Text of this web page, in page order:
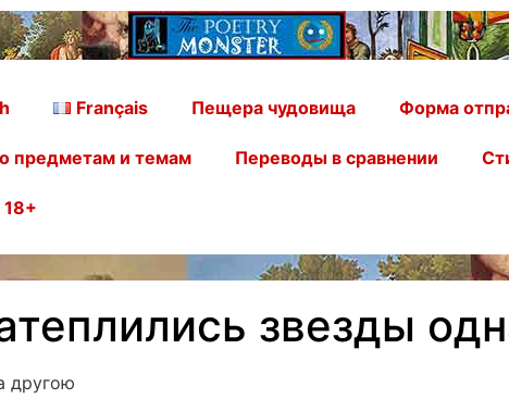
Français Пещера чудовища Форма
предметам и темам Переводы в сравнении
18+
звезды
другою